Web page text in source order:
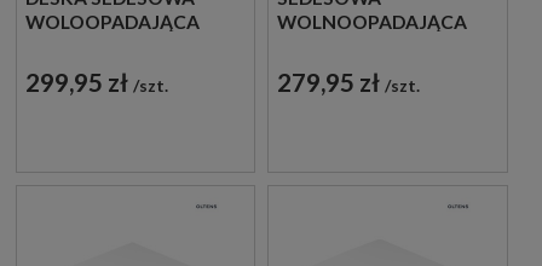
WOLOOPADAJĄCA
45112000
299,95 zł szt.
WOLNOOPADAJĄCA
279,95 zł szt.